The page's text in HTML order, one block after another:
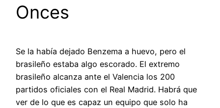
Onces
Se la había dejado Benzema a huevo, pero el
brasileño estaba algo escorado. El extremo
brasileño alcanza ante el Valencia los 200
partidos oficiales con el Real Madrid. Habrá que
ver de lo que es capaz un equipo que solo ha